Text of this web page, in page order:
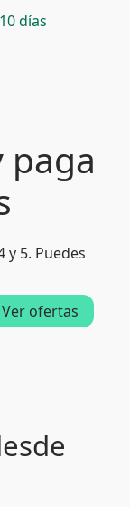
días
paga
y 5. Puedes
Ver ofertas